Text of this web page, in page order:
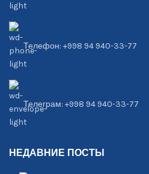
Телефон: +998 94 940-33-77
Телеграм: +998 94 940-33-77
НЕДАВНИЕ ПОСТЫ